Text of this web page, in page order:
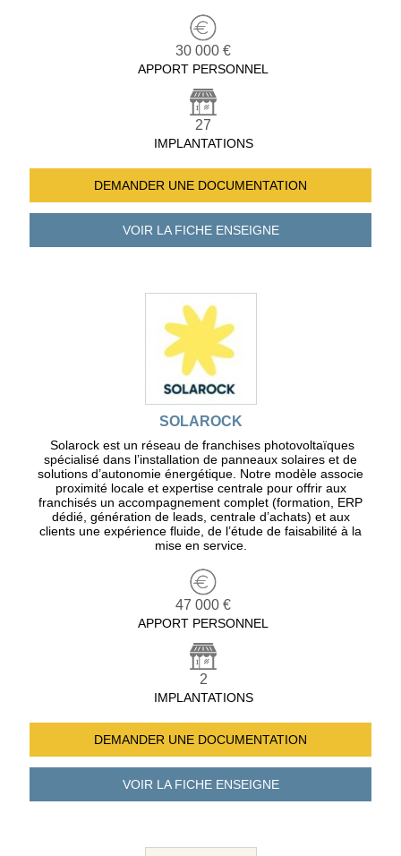
30 000 €
APPORT PERSONNEL
27
IMPLANTATIONS
DEMANDER UNE DOCUMENTATION
VOIR LA FICHEENSEIGNE
SOLAROCK
Solarock est un réseau de franchises photovoltaïques
spécialisé dans l’installation de panneaux solaires et de
solutions d’autonomie énergétique. Notre modèle associe
proximité locale et expertise centrale pour offrir aux
franchisés un accompagnement complet (formation, ERP
dédié, génération de leads, centrale d’achats) et aux
clients une expérience fluide, de l’étude de faisabilité à la
mise en service.
47 000 €
APPORT PERSONNEL
2
IMPLANTATIONS
DEMANDER UNE DOCUMENTATION
VOIR LA FICHEENSEIGNE